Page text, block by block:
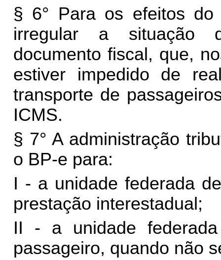
§ 6° Para os efeitos
irregular a situação
documento fiscal, que,
estiver impedido de
transporte de
ICMS.
§ 7° A administração
o BP-e para:
I - a unidade federada
prestação interestadual;
II - a unidade
passageiro, quando não